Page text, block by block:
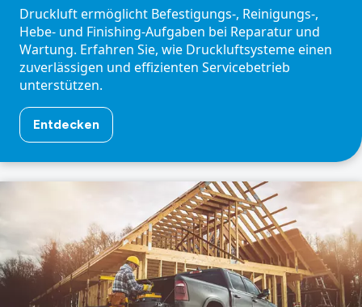
Druckluft ermöglicht Befestigungs-, Reinigungs-,
Hebe- und Finishing-Aufgaben bei Reparatur und
Wartung. Erfahren Sie, wie Druckluftsysteme einen
zuverlässigen und effizienten Servicebetrieb
unterstützen.
Entdecken